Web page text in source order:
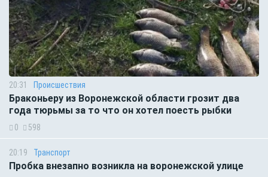
20:31 Происшествия
Браконьеру из Воронежской области грозит два
года тюрьмы за то что он хотел поесть рыбки
0 598
20:19 Транспорт
Пробка внезапно возникла на воронежской улице